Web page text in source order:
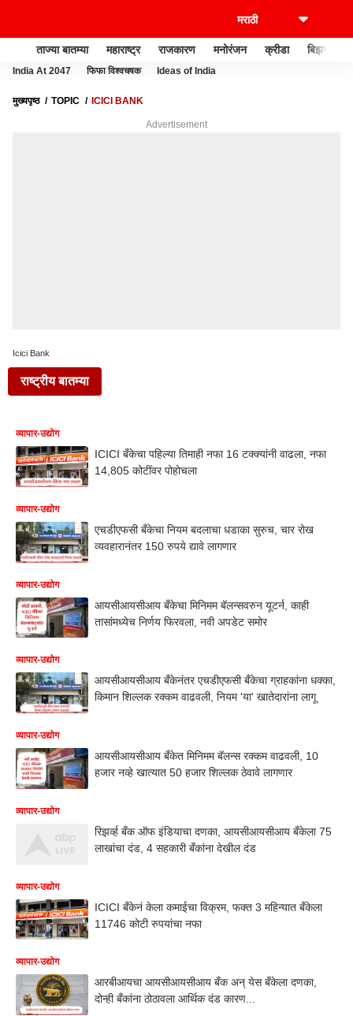
ताज्या बातम्या महाराष्ट्र राजकारण मनोरंजन क्रीडा बिझनेस
India At 2047 फिफा विश्वचषक Ideas of India
मुख्यपृष्ठ TOPIC ICICI BANK
Advertisement
Icici Bank
राष्ट्रीय बातम्या
व्यापार-उद्योग
ICICI बँकेचा पहिल्या तिमाही नफा 16 टक्क्यांनी वाढला, नफा
14,805 कोटींवर पोहोचला
व्यापार-उद्योग
एचडीएफसी बँकेचा नियम बदलाचा धडाका सुरुच, चार रोख
व्यवहारानंतर 150 रुपये द्यावे लागणार
व्यापार-उद्योग
आयसीआयसीआय बँकेचा मिनिमम बॅलन्सवरुन यूटर्न, काही
तासांमध्येच निर्णय फिरवला, नवी अपडेट समोर
व्यापार-उद्योग
आयसीआयसीआय बँकेनंतर एचडीएफसी बँकेचा ग्राहकांना धक्का,
किमान शिल्लक रक्कम वाढवली, नियम 'या' खातेदारांना लागू
व्यापार-उद्योग
आयसीआयसीआय बँकेत मिनिमम बॅलन्स रक्कम वाढवली, 10
हजार नव्हे खात्यात 50 हजार शिल्लक ठेवावे लागणार
व्यापार-उद्योग
रिझर्व्ह बँक ऑफ इंडियाचा दणका, आयसीआयसीआय बँकेला 75
लाखांचा दंड, 4 सहकारी बँकांना देखील दंड
व्यापार-उद्योग
ICICI बँकेनं केला कमाईचा विक्रम, फक्त 3 महिन्यात बँकेला
11746 कोटी रुपयांचा नफा
व्यापार-उद्योग
आरबीआयचा आयसीआयसीआय बँक अन् येस बँकेला दणका,
दोन्ही बँकांना ठोठावला आर्थिक दंड कारण...